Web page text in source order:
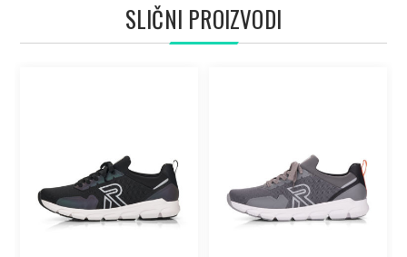
SLIČNI PROIZVODI